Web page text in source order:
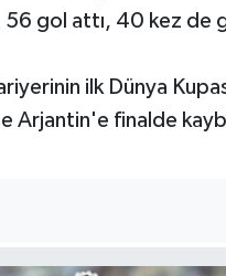
56 gol attı, 40 kez de
ilk Dünya
Arjantin'e finalde